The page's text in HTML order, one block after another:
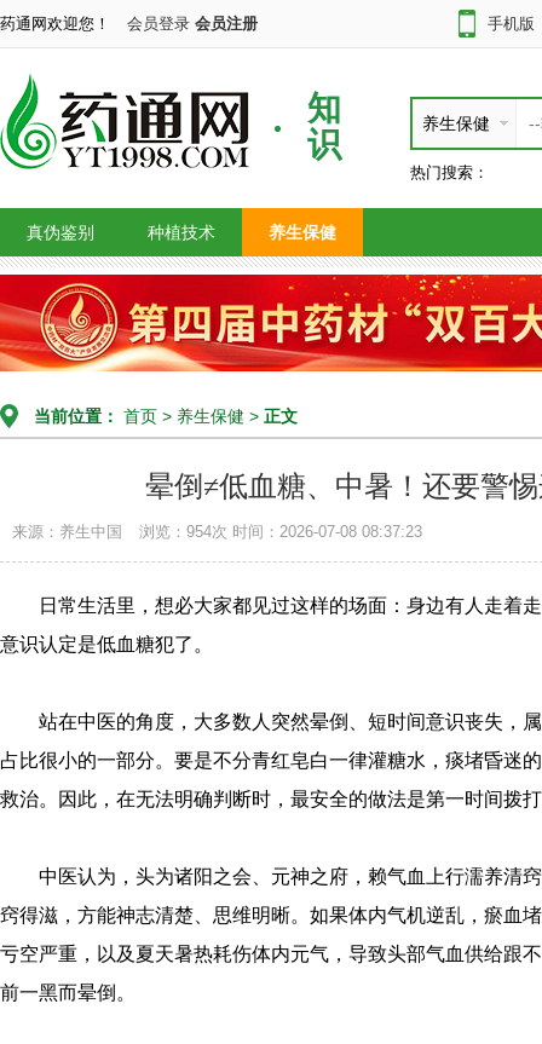
药通网欢迎您！ 会员登录 会员注册 手机版
知
识
养生保健
热门搜索：
真伪鉴别 种植技术 养生保健
当前位置： 首页 > 养生保健 > 正文
晕倒≠低血糖、中暑！还要警
来源：养生中国 浏览：954次 时间：2026-07-08 08:37:23
日常生活里，想必大家都见过这样的场面：身边有人走着
意识认定是低血糖犯了。
站在中医的角度，大多数人突然晕倒、短时间意识丧失，
占比很小的一部分。要是不分青红皂白一律灌糖水，痰堵昏迷
救治。因此，在无法明确判断时，最安全的做法是第一时间拨
中医认为，头为诸阳之会、元神之府，赖气血上行濡养清
窍得滋，方能神志清楚、思维明晰。如果体内气机逆乱，瘀血
亏空严重，以及夏天暑热耗伤体内元气，导致头部气血供给跟
前一黑而晕倒。